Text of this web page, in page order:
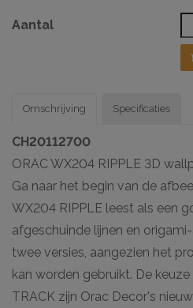
Aantal
Omschrijving
CH20112700
ORAC WX204 RIPPLE 3D
Ga naar het begin van de
WX204 RIPPLE leest als een
afgeschuinde lijnen en
twee versies, aangezien het
kan worden gebruikt. De keuze
TRACK zijn Orac Decor's
Specificaties